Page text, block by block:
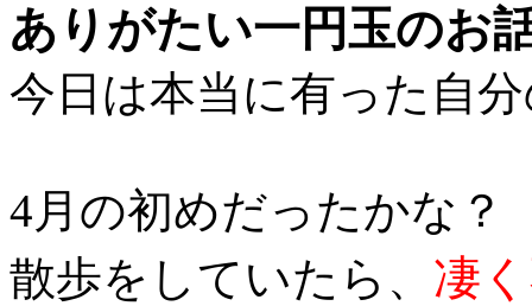
ありがたい一円玉のお
今日は本当に有った自
4月の初めだったかな？
散歩をしていたら、 凄